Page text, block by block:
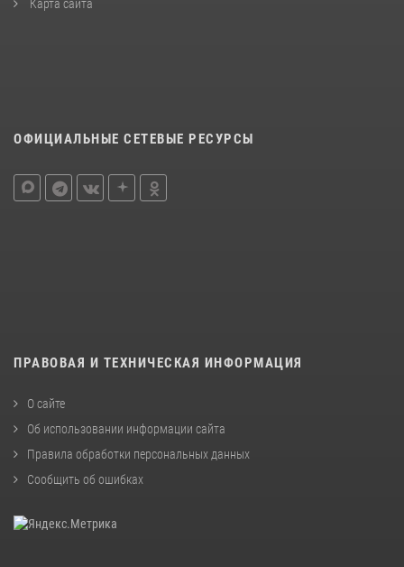
Карта сайта
ОФИЦИАЛЬНЫЕ СЕТЕВЫЕ РЕСУРСЫ
ПРАВОВАЯ И ТЕХНИЧЕСКАЯ ИНФОРМАЦИЯ
О сайте
Об использовании информации сайта
Правила обработки персональных данных
Сообщить об ошибках